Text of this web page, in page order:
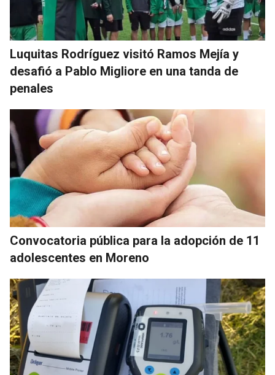
Luquitas Rodríguez visitó Ramos Mejía y
desafió a Pablo Migliore en una tanda de
penales
Convocatoria pública para la adopción de 11
adolescentes en Moreno